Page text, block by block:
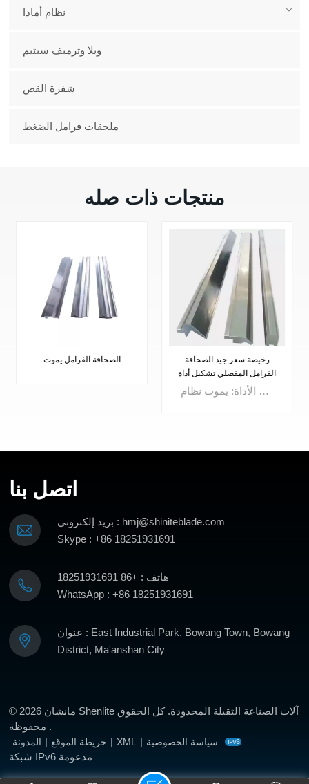
نظام أمادا
ويلا وترمبف سيتيم
شفرة القص
ملحقات فرامل الضغط
منتجات ذات صله
رخيصة سعر جيد الصحافة
يتعلم أكثر
أدوات قوالب متعددة V للضغط
على فرامل Mac
يتعلم أكثر
اتصل بنا
بريد إلكتروني : hmj@shiniteblade.com
Skype : +86 18251931691
هاتف : +86 18251931691
WhatsApp : +86 18251931691
عنوان : East Industrial Park, Bowang Town, Bowang
District, Ma'anshan City
© 2026 مانشان Shenlite آلات الصناعة الثقيلة المحدودة. كل الحقوق
محفوظة .
المدونة | خريطة الموقع | XML | سياسة الخصوصية
شبكة IPv6 مدعومة